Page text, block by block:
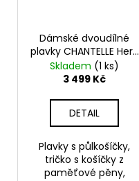
Dámské dvoudílné
plavky CHANTELLE Hera
C16WN5
Skladem (1 ks)
3 499 Kč
DETAIL
Plavky s půlkošíčky,
tričko s košíčky z
paměťové pěny,